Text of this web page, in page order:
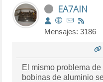
EA7AIN
Mensajes: 3186
El mismo problema
bobinas de aluminio